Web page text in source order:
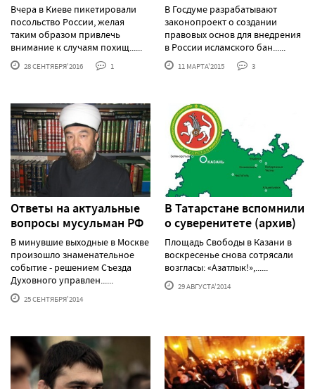
Вчера в Киеве пикетировали
посольство России, желая
таким образом привлечь
внимание к случаям похищ......
28 СЕНТЯБРЯ'2016 1
В Госдуме разрабатывают
законопроект о создании
правовых основ для внедрения
в России исламского бан......
11 МАРТА'2015 3
Ответы на актуальные
вопросы мусульман РФ
В минувшие выходные в Москве
произошло знаменательное
событие - решением Съезда
Духовного управлен......
25 СЕНТЯБРЯ'2014
В Татарстане вспомнили
о суверенитете (архив)
Площадь Свободы в Казани в
воскресенье снова сотрясали
возгласы: «Азатлык!»,......
29 АВГУСТА'2014